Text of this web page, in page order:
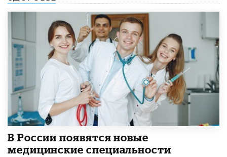
В России появятся новые
медицинские специальности